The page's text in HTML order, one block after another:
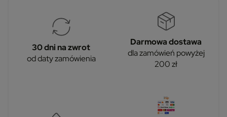
30 dni na zwrot
od daty zamówienia
Darmowa dostawa
dla zamówień powyżej
200 zł